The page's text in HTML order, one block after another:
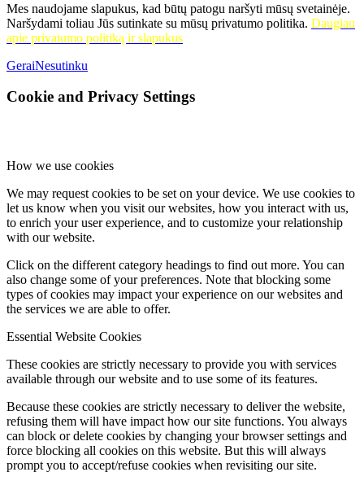
Mes naudojame slapukus, kad būtų patogu naršyti mūsų svetainėje.
Naršydami toliau Jūs sutinkate su mūsų privatumo politika. Daugiau
apie privatumo politiką ir slapukus
GeraiNesutinku
Cookie and Privacy Settings
How we use cookies
We may request cookies to be set on your device. We use cookies to
let us know when you visit our websites, how you interact with us,
to enrich your user experience, and to customize your relationship
with our website.
Click on the different category headings to find out more. You can
also change some of your preferences. Note that blocking some
types of cookies may impact your experience on our websites and
the services we are able to offer.
Essential Website Cookies
These cookies are strictly necessary to provide you with services
available through our website and to use some of its features.
Because these cookies are strictly necessary to deliver the website,
refusing them will have impact how our site functions. You always
can block or delete cookies by changing your browser settings and
force blocking all cookies on this website. But this will always
prompt you to accept/refuse cookies when revisiting our site.